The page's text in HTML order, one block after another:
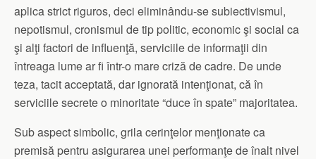
aplica strict riguros, deci eliminându-se subiectivismul,
nepotismul, cronismul de tip politic, economic şi social ca
şi alţi factori de influenţă, serviciile de informaţii din
întreaga lume ar fi într-o mare criză de cadre. De unde
teza, tacit acceptată, dar ignorată intenţionat, că în
serviciile secrete o minoritate “duce în spate” majoritatea.
Sub aspect simbolic, grila cerinţelor menţionate ca
premisă pentru asigurarea unei performanţe de înalt nivel